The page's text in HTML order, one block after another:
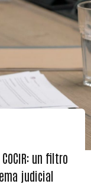
un filtro
judicial